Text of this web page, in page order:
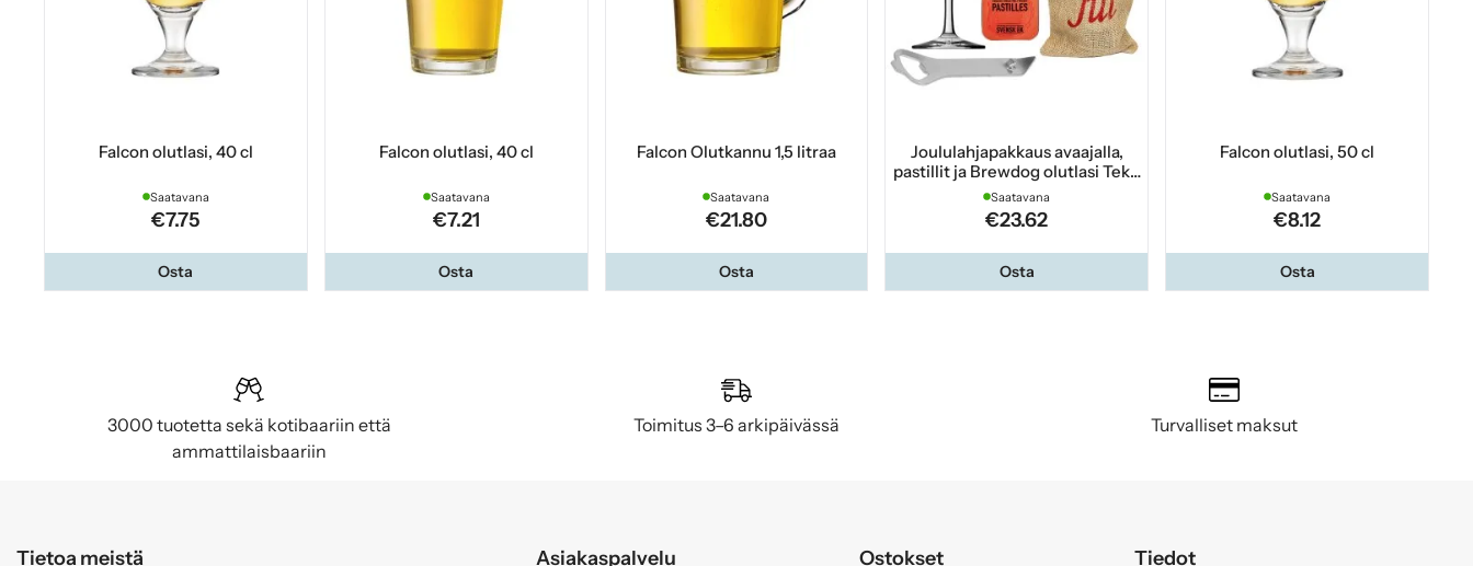
Falcon olutlasi, 40 cl
Saatavana
€7.75
Osta
Falcon olutlasi, 40 cl
Saatavana
€7.21
Osta
Falcon Olutkannu 1,5 litraa
Saatavana
€21.80
Osta
Joululahjapakkaus avaajalla,
pastillit ja Brewdog olutlasi Teku
33 cl
Saatavana
€23.62
Osta
Falcon olutlasi, 50 cl
Saatavana
€8.12
Osta
3000 tuotetta sekä kotibaariin että
ammattilaisbaariin
Toimitus 3–6 arkipäivässä Turvalliset maksut
Tietoa meistä Asiakaspalvelu Ostokset Tiedot